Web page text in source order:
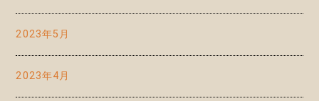
2023年5月
2023年4月